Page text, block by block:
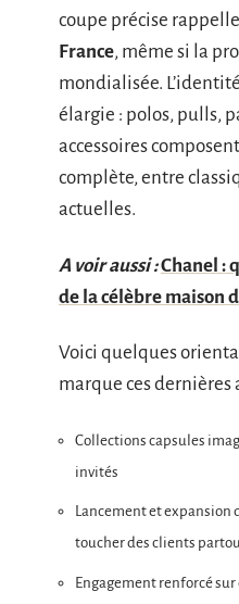
coupe précise
France, même si la
mondialisée.
élargie : polos, pulls,
accessoires
complète, entre
actuelles.
A voir aussi :Chanel :
de la célèbre maison
Voici quelques
marque ces dernières
Collections capsules
invités
Lancement et expansion
toucher des clients
Engagement renforcé